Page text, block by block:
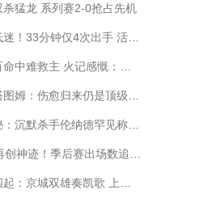
杀猛龙 系列赛2-0抢占先机
分钟仅4次出手 活塞主场不敌魔术
火记感慨：休斯顿配不上你的完美演出
愈归来仍是顶级杀器，这就是巨星本色
手伦纳德罕见称赞 追梦铁闸式防守获认可
迹！季后赛出场数追平犹他双煞
城双雄奏凯歌 上海二十连胜创纪录